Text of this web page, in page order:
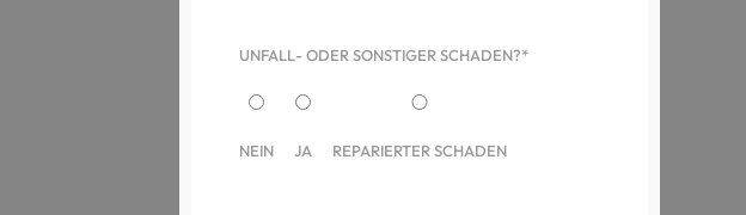
UNFALL- ODER SONSTIGER SCHADEN?*
NEIN JA REPARIERTER SCHADEN